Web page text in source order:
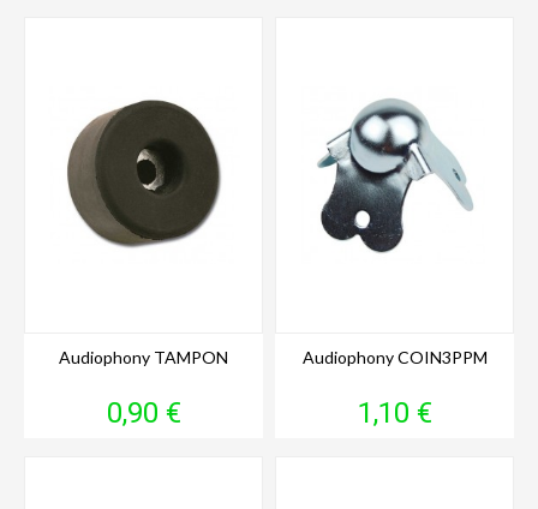
Audiophony TAMPON
Prix
0,90 €
Audiophony COIN3PPM
Prix
1,10 €